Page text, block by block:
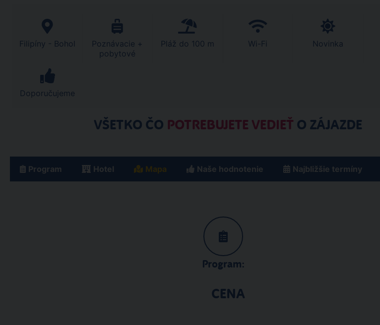
Filipíny - Bohol
Poznávacie +
pobytové
Pláž do 100 m Wi-Fi Novinka
Doporučujeme
VŠETKO ČO POTREBUJETE VEDIEŤ O ZÁJAZDE
Program Hotel Mapa Naše hodnotenie Najbližšie termíny
Program:
CENA